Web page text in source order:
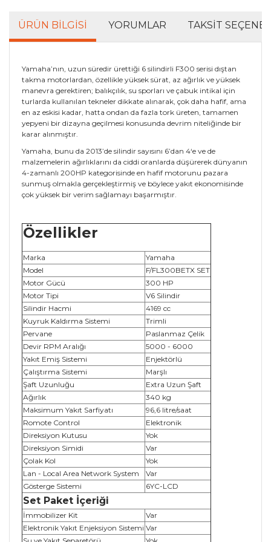
ÜRÜN BILGISI YORUMLAR TAKSIT
Yamaha’nın, uzun süredir ürettiği 6 silindirli F300 serisi dıştan
takma motorlardan, özellikle yüksek sürat, az ağırlık ve yüksek
manevra gerektiren; balıkçılık, su sporları ve çabuk intikal için
turlarda kullanılan tekneler dikkate alınarak, çok daha hafif, ama
en az eskisi kadar, hatta ondan da fazla tork üreten, tamamen
yepyeni bir dizayna geçilmesi konusunda devrim niteliğinde bir
karar alınmıştır.
Yamaha, bunu da 2013’de silindir sayısını 6’dan 4‘e ve de
malzemelerin ağırlıklarını da ciddi oranlarda düşürerek dünyanın
4-zamanlı 200HP kategorisinde en hafif motorunu pazara
sunmuş olmakla gerçekleştirmiş ve böylece yakıt ekonomisinde
çok yüksek bir verim sağlamayı başarmıştır.
Özellikler
Marka
Yamaha
Model
F/FL300BETX SET
Motor Gücü
300 HP
Motor Tipi
V6 Silindir
Silindir Hacmi
4169 cc
Kuyruk Kaldırma Sistemi
Trimli
Pervane
Paslanmaz Çelik
Devir RPM Aralığı
5000 - 6000
Yakıt Emiş Sistemi
Enjektörlü
Çalıştırma Sistemi
Marşlı
Şaft Uzunluğu
Extra Uzun Şaft
Ağırlık
340 kg
Maksimum Yakıt Sarfiyatı
96,6 litre/saat
Romote Control
Elektronik
Direksiyon Kutusu
Yok
Direksiyon Simidi
Var
Çolak Kol
Yok
Lan - Local Area Network System
Var
Gösterge Sistemi
6YC-LCD
Set Paket İçeriği
İmmobilizer Kit
Var
Elektronik Yakıt Enjeksiyon Sistemi Var